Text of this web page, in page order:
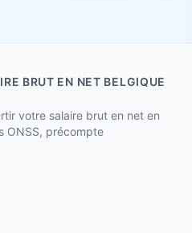
BRUT EN NET BELGIQUE
votre salaire brut en net en
ONSS, précompte